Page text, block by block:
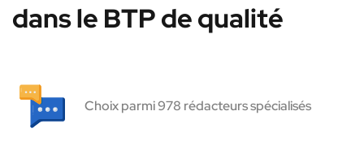
dans le BTP de qualité
Choix parmi 978 rédacteurs spécialisés